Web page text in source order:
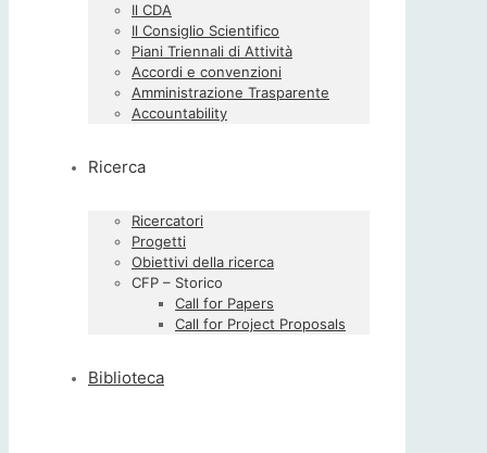
Il CDA
Il Consiglio Scientifico
Piani Triennali di Attività
Accordi e convenzioni
Amministrazione Trasparente
Accountability
Ricerca
Ricercatori
Progetti
Obiettivi della ricerca
CFP – Storico
Call for Papers
Call for Project Proposals
Biblioteca